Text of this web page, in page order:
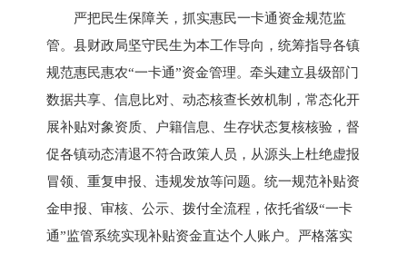
严把民生保障关，抓实惠民一卡通资金规范监
管。县财政局坚守民生为本工作导向，统筹指导各镇
规范惠民惠农“一卡通”资金管理。牵头建立县级部门
数据共享、信息比对、动态核查长效机制，常态化开
展补贴对象资质、户籍信息、生存状态复核核验，督
促各镇动态清退不符合政策人员，从源头上杜绝虚报
冒领、重复申报、违规发放等问题。统一规范补贴资
金申报、审核、公示、拨付全流程，依托省级“一卡
通”监管系统实现补贴资金直达个人账户。严格落实